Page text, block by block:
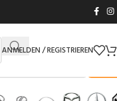
ANMELDEN / REGISTRIEREN